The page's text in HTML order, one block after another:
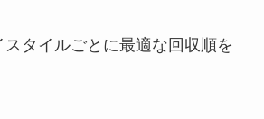
タイルごとに最適な回収順を